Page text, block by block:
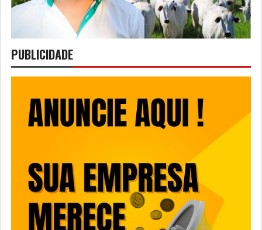
PUBLICIDADE